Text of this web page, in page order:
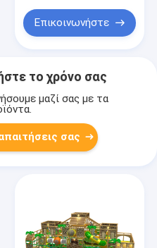
Επικοινωνήστε
το χρόνο σας
μαζί σας με τα
σας